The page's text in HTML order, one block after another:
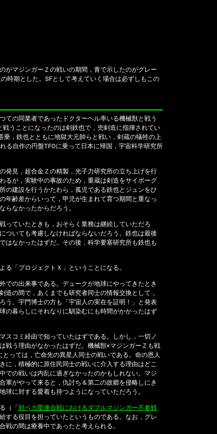
がマジンガーＺの戦いの期間，青で示したのがグレー
時期とした。SFとして考えていく場合は必ずしもこの
の同業者であったドクターヘル率いる機械獣と戦う
うことになったのは剣鉄也で，兜剣造に指揮されてい
，鉄也とともに地獄大元帥らと戦い，剣蔵の犠牲の上
る自作の円盤TFOに乗って日本に帰国，宇宙科学研究所
見，超合金Ｚの精製，光子力研究所の立ち上げを行
るが，実験中の事故のため，重蔵は剣造をサイボーグ
の建設を行うかたわら，孤児である鉄也とジュンをひ
年齢差からいって，甲児が生まれて育つ期間と重なっ
なかったからだろう。
ていたときも，おそらく業務は継続していただろ
ついても考慮しなければならないだろう。鉄也は最後
はなかったはずだ。その後，科学要塞研究所も鉄也も
「プロジェクトＸ」ということになる。
の出来事である。デュークが地球にやってきたとき
の間で，あくまでも研究者同士の情報交換として，
う。宇門博士の方も「宇宙人の実在を証明！」と発表
の暮らしにそれなりに馴染むにも時間がかかったはず
コミ経由で知っていたはずである。しかし，一切ノ
戦う理由がなかったはずだ。機械獣×マジンガーＺも戦
っては，亡命先の異星人同士の戦いである。命の恩人
に，積極的に原住民同士の戦いに介入する理由はどこ
での戦いは内乱に過ぎなかったのかもしれない。マジ
軍がやって来ると，仇討ち＆第二の故郷を侵略しにき
に対する愛着も持つようになっていただろう。
（「対ベガ星連合戦におけるダブルマジンガー不参戦
する役目を担っていたというものである。なお，グレ
の間は療養中であったと考えられる。